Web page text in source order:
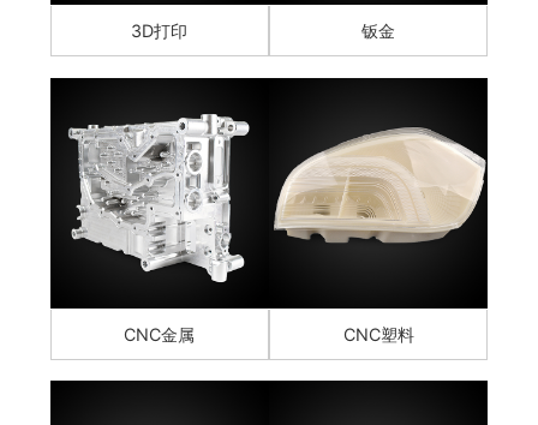
3D打印 钣金
CNC金属 CNC塑料